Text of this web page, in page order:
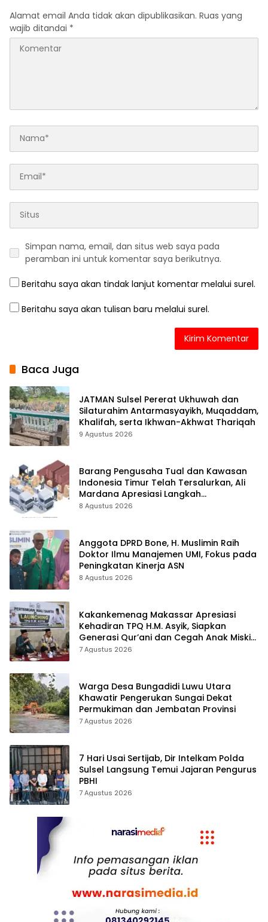
Alamat email Anda tidak akan dipublikasikan. Ruas yang
wajib ditandai *
Simpan nama, email, dan situs web saya pada
peramban ini untuk komentar saya berikutnya.
Beritahu saya akan tindak lanjut komentar melalui surel.
Beritahu saya akan tulisan baru melalui surel.
Baca Juga
JATMAN Sulsel Pererat Ukhuwah dan
Silaturahim Antarmasyayikh, Muqaddam,
Khalifah, serta Ikhwan-Akhwat Thariqah
9 Agustus 2026
Barang Pengusaha Tual dan Kawasan
Indonesia Timur Telah Tersalurkan, Ali
Mardana Apresiasi Langkah
Penyelesaian PT Afid Logistik dan PT
8 Agustus 2026
Anggota DPRD Bone, H. Muslimin Raih
Doktor Ilmu Manajemen UMI, Fokus pada
Peningkatan Kinerja ASN
8 Agustus 2026
Kakankemenag Makassar Apresiasi
Kehadiran TPQ H.M. Asyik, Siapkan
Generasi Qur’ani dan Cegah Anak Miskin
Spiritualitas
7 Agustus 2026
Warga Desa Bungadidi Luwu Utara
Khawatir Pengerukan Sungai Dekat
Permukiman dan Jembatan Provinsi
7 Agustus 2026
7 Hari Usai Sertijab, Dir Intelkam Polda
Sulsel Langsung Temui Jajaran Pengurus
PBHI
7 Agustus 2026